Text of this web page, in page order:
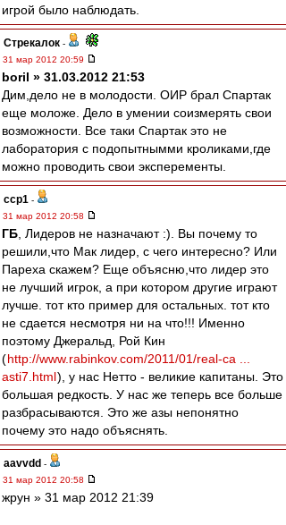
игрой было наблюдать.
Стрекалок -
31 мар 2012 20:59
boril » 31.03.2012 21:53
Дим,дело не в молодости. ОИР брал Спартак
еще моложе. Дело в умении соизмерять свои
возможности. Все таки Спартак это не
лаборатория с подопытнымми кроликами,где
можно проводить свои эксперементы.
ccp1 -
31 мар 2012 20:58
ГБ , Лидеров не назначают :). Вы почему то
решили,что Мак лидер, с чего интересно? Или
Пареха скажем? Еще объясню,что лидер это
не лучший игрок, а при котором другие играют
лучше. тот кто пример для остальных. тот кто
не сдается несмотря ни на что!!! Именно
поэтому Джеральд, Рой Кин
(http://www.rabinkov.com/2011/01/real-ca ...
asti7.html), у нас Нетто - великие капитаны. Это
большая редкость. У нас же теперь все больше
разбрасываются. Это же азы непонятно
почему это надо объяснять.
aavvdd -
31 мар 2012 20:58
жрун » 31 мар 2012 21:39